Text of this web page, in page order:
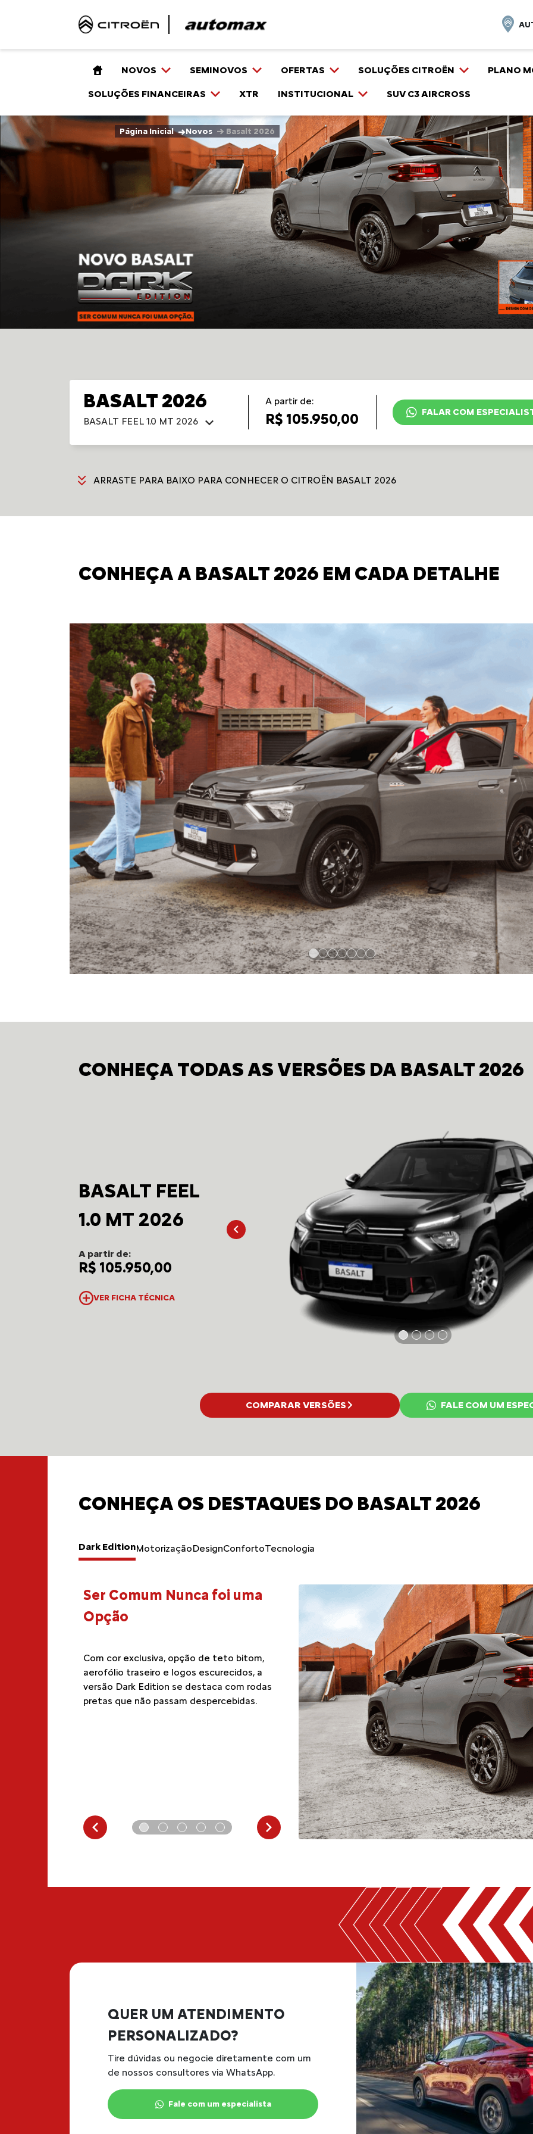
NOVOS SEMINOVOS OFERTAS SOLUÇÕES CITROËN PLANO
SOLUÇÕES FINANCEIRAS XTR INSTITUCIONAL SUV C3 AIRCROSS
Página Inicial →Novos → Basalt 2026
BASALT 2026
BASALT FEEL 1.0 MT 2026
A partir de:
R$ 105.950,00 FALAR COM
ARRASTE PARA BAIXO PARA CONHECER O CITROËN BASALT 2026
CONHEÇA A BASALT 2026 EM CADA DETALHE
CONHEÇA TODAS AS VERSÕES DA BASALT 2026
BASALT FEEL
1.0 MT 2026
A partir de:
R$ 105.950,00
VER FICHA TÉCNICA
COMPARAR VERSÕES FALE COM UM
CONHEÇA OS DESTAQUES DO BASALT 2026
Dark EditionMotorizaçãoDesignConfortoTecnologia
comando de voz,
Ser Comum Nunca foi uma
Opção
Com cor exclusiva, opção de teto bitom,
aerofólio traseiro e logos escurecidos, a
versão Dark Edition se destaca com rodas
pretas que não passam despercebidas.
Turbo com 130cv
O melhor da eficiência e economia, o
Basalt é um SUV com Motor Turbo de 130
cv de potência; produzido na fábrica
Stellantis em Porto Real.
Aprecie o
linhas
QUER UM ATENDIMENTO
PERSONALIZADO?
Tire dúvidas ou negocie diretamente com um
de nossos consultores via WhatsApp.
Fale com um especialista